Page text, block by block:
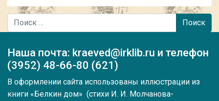
Поиск
Наша почта: kraeved@irklib.ru и телефон
(3952) 48-66-80 (621)
В оформлении сайта использованы иллюстрации из
книги «Белкин дом» (стихи И. И. Молчанова-